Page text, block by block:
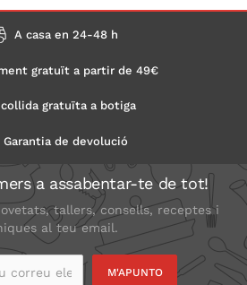
A casa en 24-48 h
gratuït a partir de 49€
gratuïta a botiga
Garantia de devolució
a assabentar-te de tot!
tallers, consells, receptes i
al teu email.
correu